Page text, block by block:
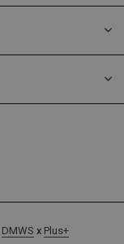
DMWS x Plus+